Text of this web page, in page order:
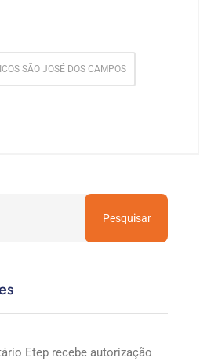
SÃO JOSÉ DOS CAMPOS
Pesquisar
Etep recebe autorização